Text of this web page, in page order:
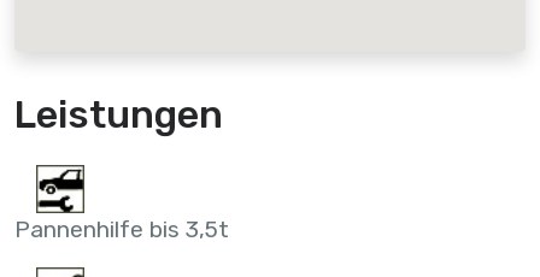
Leistungen
Pannenhilfe bis 3,5t